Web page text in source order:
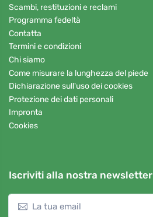
Scambi, restituzioni e reclami
Programma fedeltà
Contatta
Termini e condizioni
Chi siamo
Come misurare la lunghezza del piede
Dichiarazione sull'uso dei cookies
Protezione dei dati personali
Impronta
Cookies
Iscriviti alla nostra newsletter